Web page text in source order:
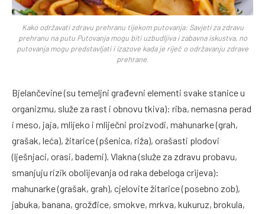
Kako održavati zdravu prehranu tijekom putovanja: Savjeti za zdravu
prehranu na putu Putovanja mogu biti uzbudljiva i zabavna iskustva, no
putovanja mogu predstavljati i izazove kada je riječ o održavanju zdrave
prehrane.
Bjelančevine (su temeljni građevni elementi svake stanice u
organizmu, služe za rast i obnovu tkiva): riba, nemasna perad
i meso, jaja, mlijeko i mliječni proizvodi, mahunarke (grah,
grašak, leća), žitarice (pšenica, riža), orašasti plodovi
(lješnjaci, orasi, bademi). Vlakna (služe za zdravu probavu,
smanjuju rizik obolijevanja od raka debeloga crijeva):
mahunarke (grašak, grah), cjelovite žitarice (posebno zob),
jabuka, banana, grožđice, smokve, mrkva, kukuruz, brokula,